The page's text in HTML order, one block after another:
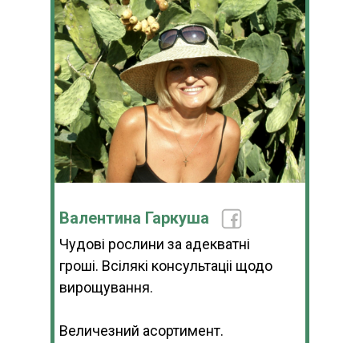
Валентина Гаркуша
Чудові рослини за адекватні
гроші. Всілякі консультаціі щодо
вирощування.
Величезний асортимент.